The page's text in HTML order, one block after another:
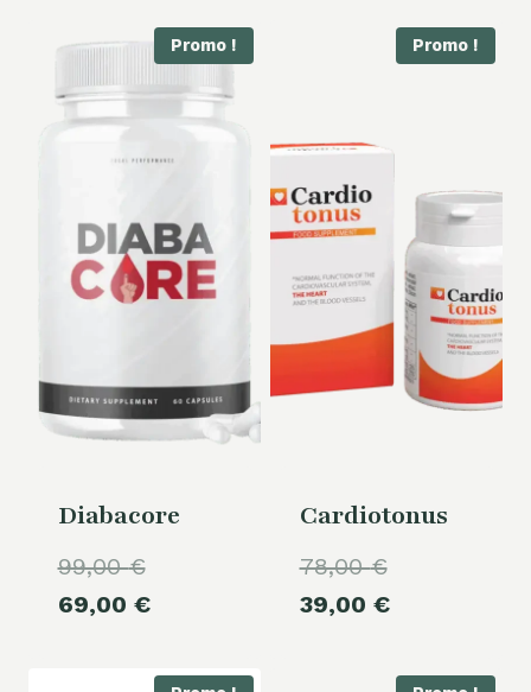
Promo !
Diabacore
99,00€Le
prix
était :
69,00 €Le
actuel
Promo !
Cardiotonus
78,00€Le
prix
était :
39,00 €Le
actuel